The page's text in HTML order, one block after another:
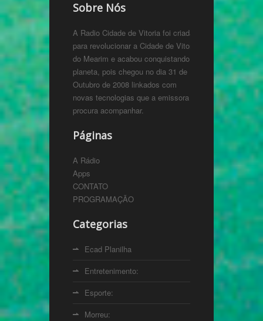
Sobre Nós
A Radio Cidade de Vitoria foi criada
para revolucionar a Cidade de Vitoria
do Mearim e acabou conquistando o
planeta, pois chegou no dia 31 de
Outubro de 2008 linkados com
novas tecnologias que a emissora
procura acompanhar.
Páginas
A Rádio
Apps
CONTATO
PROGRAMAÇÃO
Categorias
Ecad Planilha
Entretenimento:
Esporte:
Morreu: